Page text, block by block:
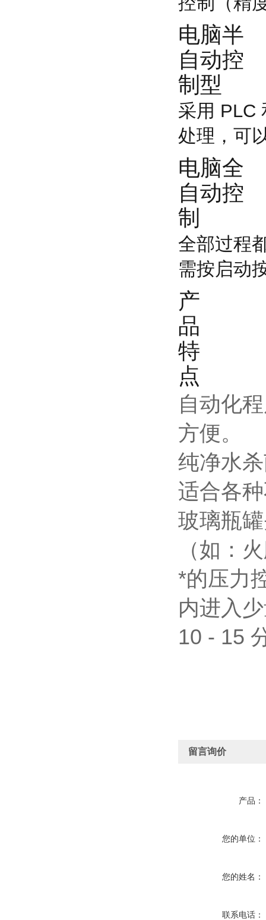
电脑半
自动控
制型
采用 PLC
处理，可
电脑全
自动控
制
全部过程
需按启动
产
品
特
点
自动化
方便。
纯净水
适合各
玻璃瓶
（如：
*的压力
内进入
10 - 15
留言询价
产品：
您的单位：
您的姓名：
联系电话：